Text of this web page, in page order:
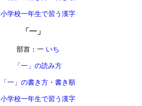
小学校一年生で習う漢字
「一」
部首：一 いち
「一」の読み方
「一」の書き方・書き順
小学校一年生で習う漢字